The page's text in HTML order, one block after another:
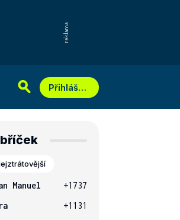
Přihlášení
Manuel
+1737
+1131